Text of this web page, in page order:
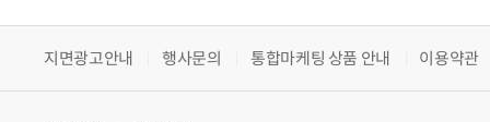
지면광고안내 행사문의 통합마케팅 상품 안내 이용약관